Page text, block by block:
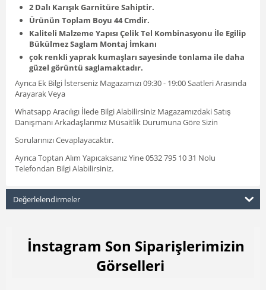
2 Dalı Karışık Garnitüre Sahiptir.
Ürünün Toplam Boyu 44 Cmdir.
Kaliteli Malzeme Yapısı Çelik Tel Kombinasyonu İle Egilip
Bükülmez Saglam Montaj İmkanı
çok renkli yaprak kumaşları sayesinde tonlama ile daha
güzel görüntü saglamaktadır.
Ayrıca Ek Bilgi İsterseniz Magazamızı 09:30 - 19:00 Saatleri Arasında
Arayarak Veya
Whatsapp Aracılıgı İlede Bilgi Alabilirsiniz Magazamızdaki Satış
Danışmanı Arkadaşlarımız Müsaitlik Durumuna Göre Sizin
Sorularınızı Cevaplayacaktır.
Ayrıca Toptan Alım Yapıcaksanız Yine 0532 795 10 31 Nolu
Telefondan Bilgi Alabilirsiniz.
Değerlelendirmeler
İnstagram Son Siparişlerimizin
Görselleri